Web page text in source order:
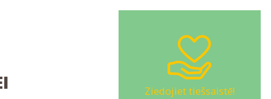
Ziedojiet tiešsaistē!